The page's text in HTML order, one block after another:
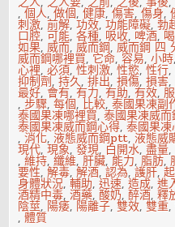
倒
的
男
人
,個人,做個,健康,傷害,傷身,
刺激,前解,功效,功能障礙,勃
口腔,可能,各種, 吸收, 啤酒,
如果,威而,威而鋼,威而鋼 四
威而鋼哪裡買, 它命,容易,小時
心裡,必須,性刺激,性慾,性行,
抑制劑,持久,排出,損傷,損害,
最好, 會有,有力,有助,有效,
,步驟,每個, 比較,泰國果凍副
泰國果凍哪裡買,泰國果凍威
泰國果凍威而鋼心得,泰國果
,消化,液態威而鋼ptt,液態威
現代,現象,發現, 白開水,盡量,
,維持,纖維,肝臟, 能力,脂肪,
要性,解毒,解酒,認為,護肝,
身體狀況,輔助,迅速,造成,進
酒精中毒,酒藥,酸奶,醉酒,釋
陰莖, 陽痿, 陽離子,雙效,雙重,
,體質